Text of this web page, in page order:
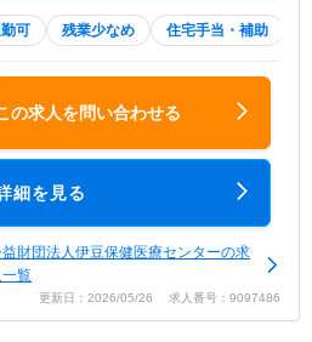
可 残業少なめ 住宅手当・補助
の求人を問い合わせる
細を見る
財団法人伊豆保健医療センターの求
一覧
更新日：2026/05/26 求人番号：9097486